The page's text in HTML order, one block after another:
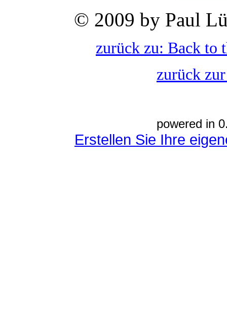
© 2009 by Paul
zurück zu: Back to
zurück
powered in
Erstellen Sie Ihre